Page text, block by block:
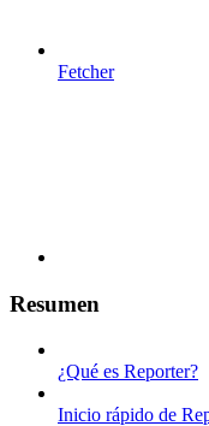
Fetcher
Resumen
¿Qué es Reporter?
Inicio rápido de